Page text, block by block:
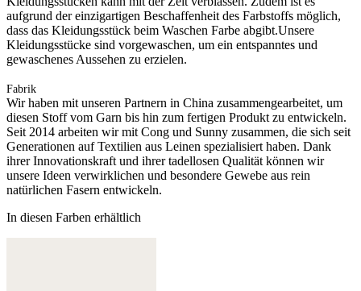
aufgrund der einzigartigen Beschaffenheit des Farbstoffs möglich,
dass das Kleidungsstück beim Waschen Farbe abgibt.Unsere
Kleidungsstücke sind vorgewaschen, um ein entspanntes und
gewaschenes Aussehen zu erzielen.
Fabrik
Wir haben mit unseren Partnern in China zusammengearbeitet, um
diesen Stoff vom Garn bis hin zum fertigen Produkt zu entwickeln.
Seit 2014 arbeiten wir mit Cong und Sunny zusammen, die sich seit
Generationen auf Textilien aus Leinen spezialisiert haben. Dank
ihrer Innovationskraft und ihrer tadellosen Qualität können wir
unsere Ideen verwirklichen und besondere Gewebe aus rein
natürlichen Fasern entwickeln.
In diesen Farben erhältlich